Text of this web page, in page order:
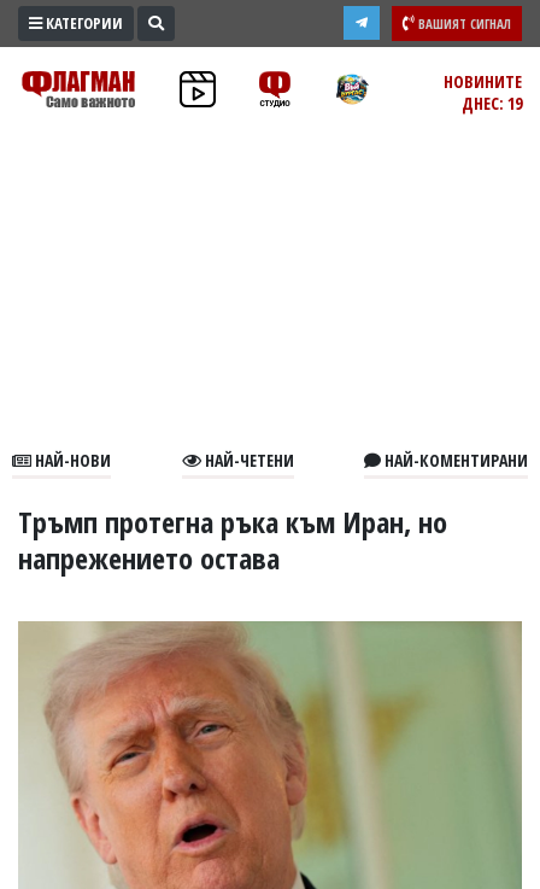
ПРОМО
ЗОНА
В
УКРАЙНА
РАЗСЛЕДВАНЕ
Управители:
Веселин
Василев,
v.vasilev@flagman.bg
КАТЕГОРИИ ВАШИЯТ СИГНАЛ
НОВИНИТЕ
ДНЕС: 19
НАЙ-НОВИ НАЙ-ЧЕТЕНИ НАЙ-КОМЕНТИРАНИ
Тръмп протегна ръка към Иран, но
напрежението остава